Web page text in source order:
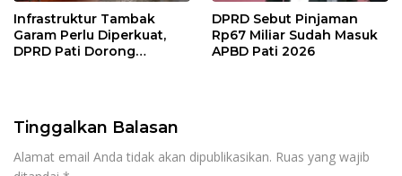
Infrastruktur Tambak
Garam Perlu Diperkuat,
DPRD Pati Dorong
DPRD Sebut Pinjaman
Rp67 Miliar Sudah Masuk
APBD Pati 2026
Tinggalkan Balasan
Alamat email Anda tidak akan dipublikasikan. Ruas yang wajib